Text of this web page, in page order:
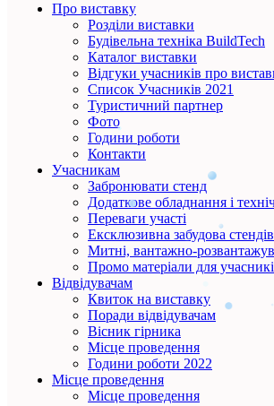
Про виставку
Розділи виставки
Будівельна техніка BuildTech
Каталог виставки
Відгуки учасників про
Список Учасників 2021
Туристичний партнер
Фото
Години роботи
Контакти
Учасникам
Забронювати стенд
Додаткове обладнання і
Переваги участі
Ексклюзивна забудова стендів
Митні, вантажно-
Промо матеріали для
Відвідувачам
Квиток на виставку
Поради відвідувачам
Вісник гірника
Місце проведення
Години роботи 2022
Місце проведення
Місце проведення